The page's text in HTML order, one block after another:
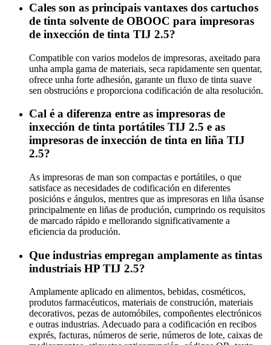
Cales son as principais vantaxes dos cartuchos
de tinta solvente de OBOOC para impresoras
de inxección de tinta TIJ 2.5?
Compatible con varios modelos de impresoras, axeitado para
unha ampla gama de materiais, seca rapidamente sen quentar,
ofrece unha forte adhesión, garante un fluxo de tinta suave
sen obstrucións e proporciona codificación de alta resolución.
Cal é a diferenza entre as impresoras de
inxección de tinta portátiles TIJ 2.5 e as
impresoras de inxección de tinta en liña TIJ
2.5?
As impresoras de man son compactas e portátiles, o que
satisface as necesidades de codificación en diferentes
posicións e ángulos, mentres que as impresoras en liña úsanse
principalmente en liñas de produción, cumprindo os requisitos
de marcado rápido e mellorando significativamente a
eficiencia da produción.
Que industrias empregan amplamente as tintas
industriais HP TIJ 2.5?
Amplamente aplicado en alimentos, bebidas, cosméticos,
produtos farmacéuticos, materiais de construción, materiais
decorativos, pezas de automóbiles, compoñentes electrónicos
e outras industrias. Adecuado para a codificación en recibos
exprés, facturas, números de serie, números de lote, caixas de